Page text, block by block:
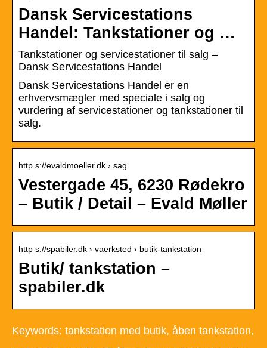
Dansk Servicestations
Handel: Tankstationer og …
Tankstationer og servicestationer til salg –
Dansk Servicestations Handel
Dansk Servicestations Handel er en
erhvervsmægler med speciale i salg og
vurdering af servicestationer og tankstationer til
salg.
http s://evaldmoeller.dk › sag
Vestergade 45, 6230 Rødekro
– Butik / Detail – Evald Møller
http s://spabiler.dk › vaerksted › butik-tankstation
Butik/ tankstation –
spabiler.dk
Keywords: tankstation med butik, åben tankstation,